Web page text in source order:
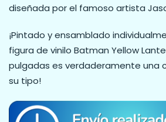
diseñada por el famoso artista
¡Pintado y ensamblado
figura de vinilo Batman Yellow
pulgadas es verdaderamente una
su tipo!